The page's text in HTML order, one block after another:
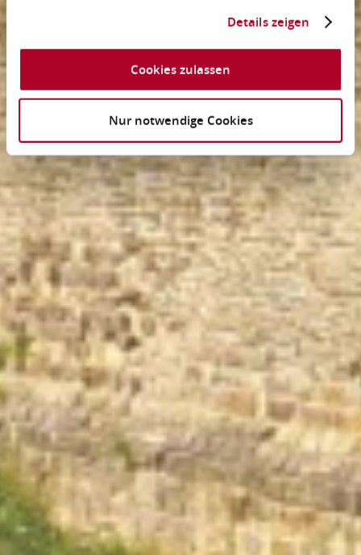
Details zeigen
Cookies zulassen
Nur notwendige Cookies